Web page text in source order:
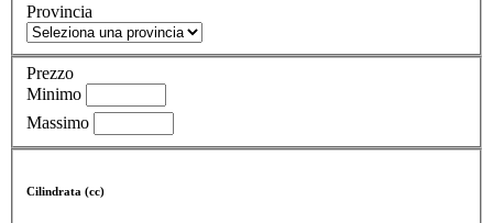
Provincia
Prezzo
Minimo
Massimo
Cilindrata (cc)